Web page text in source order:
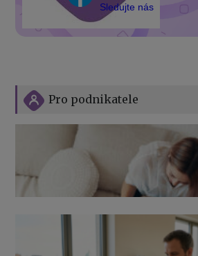
Sledujte nás
Pro podnikatele